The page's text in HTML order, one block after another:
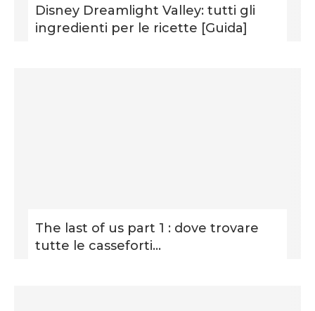
Disney Dreamlight Valley: tutti gli
ingredienti per le ricette [Guida]
The last of us part 1 : dove trovare
tutte le casseforti...